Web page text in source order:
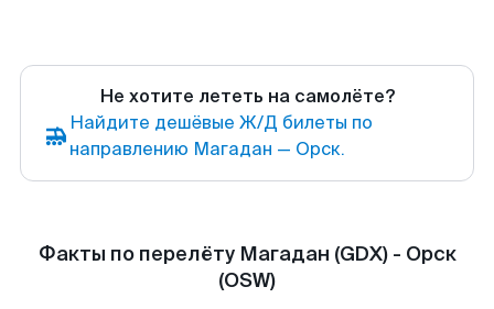
Не хотите лететь на самолёте?
Найдите дешёвые Ж/Д билеты по
направлению Магадан — Орск.
Факты по перелёту Магадан (GDX) - Орск
(OSW)